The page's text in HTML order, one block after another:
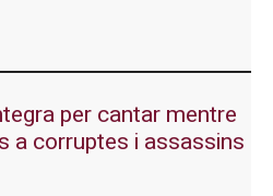
per cantar mentre
a corruptes i assassins